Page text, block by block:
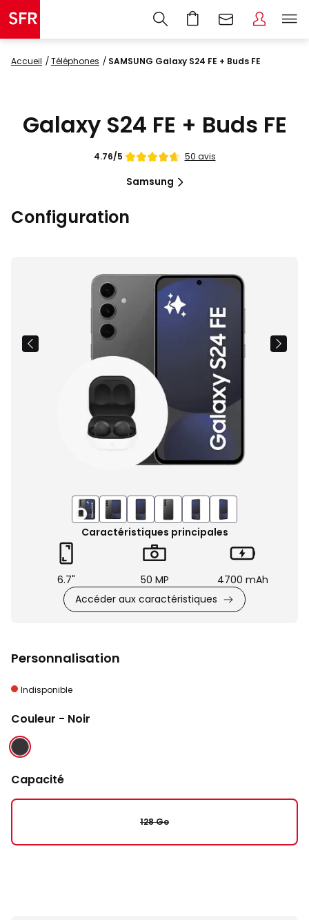
Accueil Téléphones SAMSUNG Galaxy S24 FE + Buds FE
Galaxy S24 FE + Buds FE
Note
4.76/5 50 avis
Samsung
Configuration
Images
du
produit
Caractéristiques principales
6.7" 50 MP
4700 mAh
Accéder aux caractéristiques
Personnalisation
Indisponible
Couleur - Noir
NOIR
Capacité
128 Go